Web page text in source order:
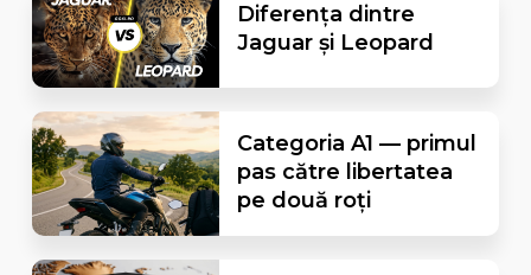
Diferența dintre
Jaguar și Leopard
Categoria A1 — primul
pas către libertatea
pe două roți